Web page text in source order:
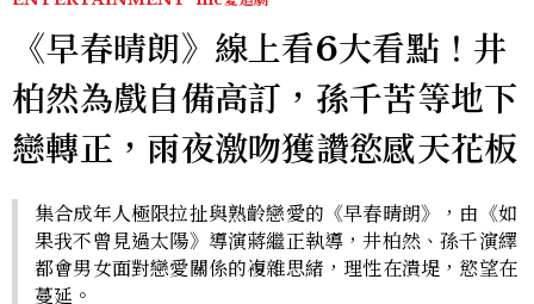
《早春晴朗》線上看6大看點！井
柏然為戲自備高訂，孫千苦等地下
戀轉正，雨夜激吻獲讚慾感天花板
集合成年人極限拉扯與熟齡戀愛的《早春晴朗》，由《如
果我不曾見過太陽》導演蔣繼正執導，井柏然、孫千演繹
都會男女面對戀愛關係的複雜思緒，理性在潰堤，慾望在
蔓延。